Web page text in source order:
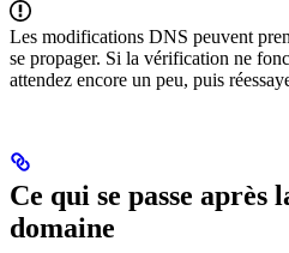
Les modifications DNS peuvent
se propager. Si la vérification ne
attendez encore un peu, puis
Ce qui se passe
domaine